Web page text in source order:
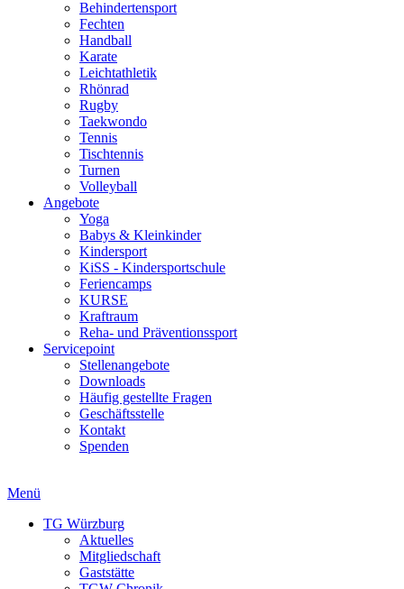
Behindertensport
Fechten
Handball
Karate
Leichtathletik
Rhönrad
Rugby
Taekwondo
Tennis
Tischtennis
Turnen
Volleyball
Angebote
Yoga
Babys & Kleinkinder
Kindersport
KiSS - Kindersportschule
Feriencamps
KURSE
Kraftraum
Reha- und Präventionssport
Servicepoint
Stellenangebote
Downloads
Häufig gestellte Fragen
Geschäftsstelle
Kontakt
Spenden
Menü
TG Würzburg
Aktuelles
Mitgliedschaft
Gaststätte